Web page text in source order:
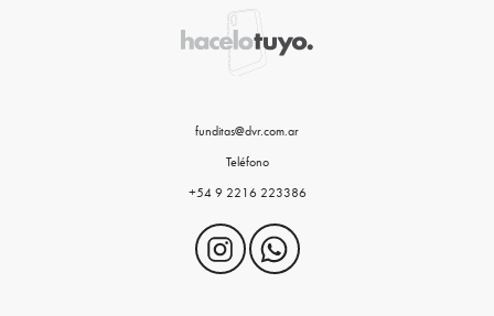
funditas@dvr.com.ar
Teléfono
+54 9 2216 223386